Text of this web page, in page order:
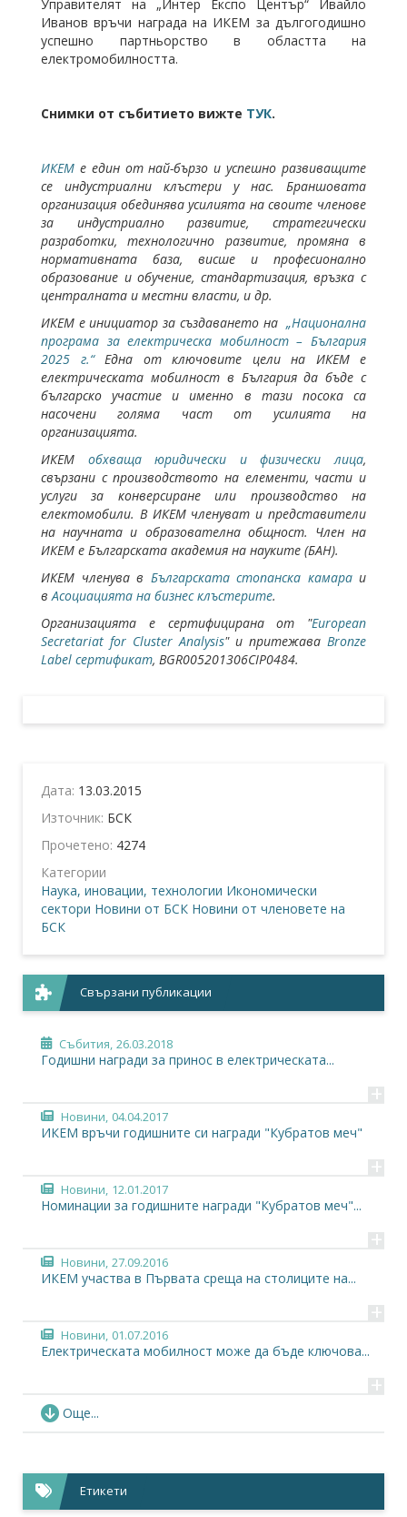
Управителят на „Интер Експо Център“ Ивайло
Иванов връчи награда на ИКЕМ за дългогодишно
успешно партньорство в областта на
електромобилността.
Снимки от събитието вижте ТУК.
ИКЕМ е един от най-бързо и успешно развиващите
се индустриални клъстери у нас. Браншовата
организация обединява усилията на своите членове
за индустриално развитие, стратегически
разработки, технологично развитие, промяна в
нормативната база, висше и професионално
образование и обучение, стандартизация, връзка с
централната и местни власти, и др.
ИКЕМ е инициатор за създаването на „Национална
програма за електрическа мобилност – България
2025 г.“Една от ключовите цели на ИКЕМ е
електрическата мобилност в България да бъде с
българско участие и именно в тази посока са
насочени голяма част от усилията на
организацията.
ИКЕМ обхваща юридически и физически лица,
свързани с производството на елементи, части и
услуги за конверсиране или производство на
електомобили. В ИКЕМ членуват и представители
на научната и образователна общност. Член на
ИКЕМ е Българската академия на науките (БАН).
ИКЕМ членува в Българската стопанска камараи
в Асоциацията на бизнес клъстерите.
Организацията е сертифицирана от "European
Secretariat for Cluster Analysis" и притежава Bronze
Label сертификат, BGR005201306CIP0484.
Дата: 13.03.2015
Източник: БСК
Прочетено: 4274
Категории
Наука, иновации, технологии Икономически
сектори Новини от БСК Новини от членовете на
БСК
Свързани публикации
Събития, 26.03.2018
Годишни награди за принос в електрическата...
+
Новини, 04.04.2017
ИКЕМ връчи годишните си награди "Кубратов меч"
+
Новини, 12.01.2017
Номинации за годишните награди "Кубратов меч"...
+
Новини, 27.09.2016
ИКЕМ участва в Първата среща на столиците на...
+
Новини, 01.07.2016
Електрическата мобилност може да бъде ключова...
+
Новини,
Отбранителната индустрия в България подкрепя...
Фотогалерия,
Връчване на наградите „Кубратов меч“, за...
Още...
Етикети